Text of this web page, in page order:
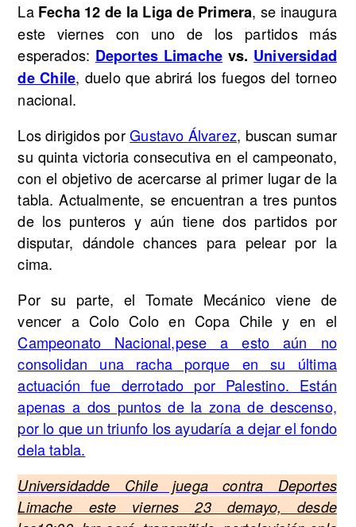
La Fecha 12 de la Liga de Primera, se inaugura
este viernes con uno de los partidos más
esperados: Deportes Limache vs. Universidad
de Chile, duelo que abrirá los fuegos del torneo
nacional.
Los dirigidos porGustavo Álvarez, buscan sumar
su quinta victoria consecutiva en el campeonato,
con el objetivo de acercarse al primer lugar de la
tabla. Actualmente, se encuentran a tres puntos
de los punteros y aún tiene dos partidos por
disputar, dándole chances para pelear por la
cima.
Por su parte, el Tomate Mecánico viene de
vencer a Colo Colo en Copa Chile y en el
Campeonato Nacional,pese a esto aún no
consolidan una racha porque en su última
actuación fue derrotado por Palestino. Están
apenas a dos puntos de la zona de descenso,
por lo que un triunfo los ayudaría a dejar el fondo
dela tabla.
Universidadde Chile juega contra Deportes
Limache este viernes 23 demayo, desde